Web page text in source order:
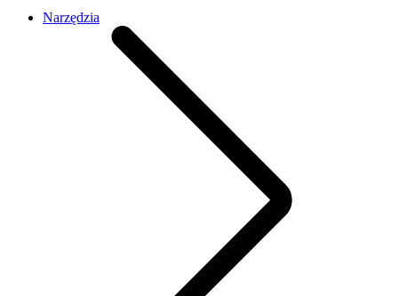
Narzędzia